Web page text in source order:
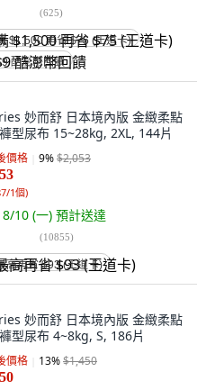
(625)
$1,500 再省 $75 (王道卡)
酷澎幣回饋
妙而舒 日本境內版 金緻柔點
型尿布 15~28kg, 2XL, 144片
價格 9%$2,053
1個)
8/10 (一) 預計送達
(10855)
高再省 $93 (王道卡)
妙而舒 日本境內版 金緻柔點
型尿布 4~8kg, S, 186片
價格 13%$1,450